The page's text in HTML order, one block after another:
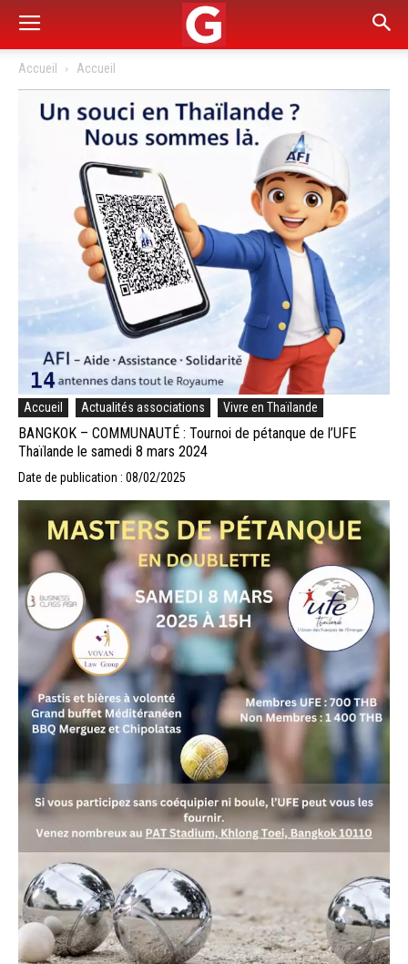
Accueil Accueil
Accueil Actualités associations Vivre en Thaïlande
BANGKOK – COMMUNAUTÉ : Tournoi de pétanque de l’UFE
Thaïlande le samedi 8 mars 2024
Date de publication : 08/02/2025